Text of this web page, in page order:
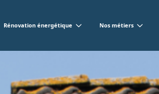
Rénovation énergétique Nos métiers